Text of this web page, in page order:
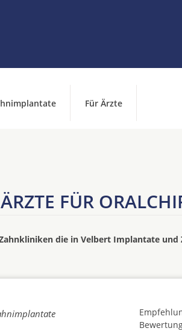
Für Ärzte
FÜR
die in Velbert Implantate und